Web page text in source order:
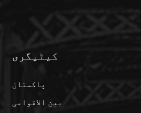
کیٹیگری
پاکستان
بین الاقوامی